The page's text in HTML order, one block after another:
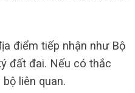
điểm tiếp nhận như Bộ
đất đai. Nếu có thắc
liên quan.